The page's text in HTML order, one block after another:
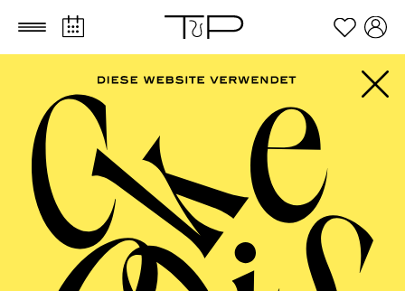
Zum Hauptinhalt springen Zum Footer springen
FILTER
SEPTEMBER 2026
PHILHARMONIE ESSEN
Freitag